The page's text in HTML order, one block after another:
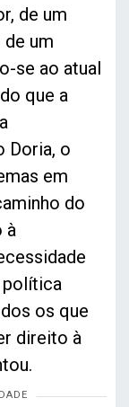
de um
um
se ao atual
que a
Doria, o
em
do
à
política
os que
direito à